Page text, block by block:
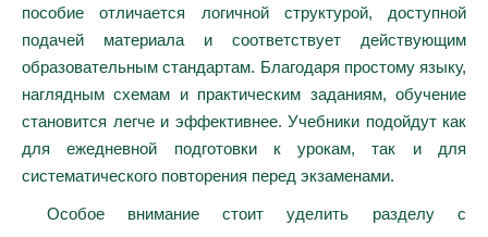
пособие отличается логичной структурой, доступной
подачей материала и соответствует действующим
образовательным стандартам. Благодаря простому языку,
наглядным схемам и практическим заданиям, обучение
становится легче и эффективнее. Учебники подойдут как
для ежедневной подготовки к урокам, так и для
систематического повторения перед экзаменами.
Особое внимание стоит уделить разделу с